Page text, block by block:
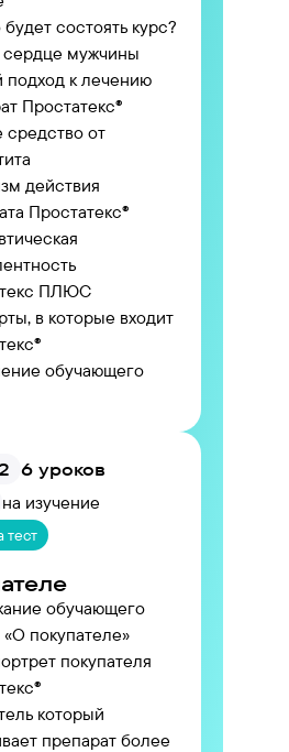
состоять курс?
сердце мужчины
к лечению
Простатекс®
от
действия
Простатекс®
ПЛЮС
в которые входит
обучающего
6 уроков
на изучение
тест
обучающего
покупателе»
покупателя
который
препарат более